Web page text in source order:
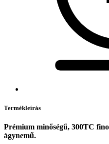
Termékleírás
Prémium minőségű, 300TC
ágynemű.